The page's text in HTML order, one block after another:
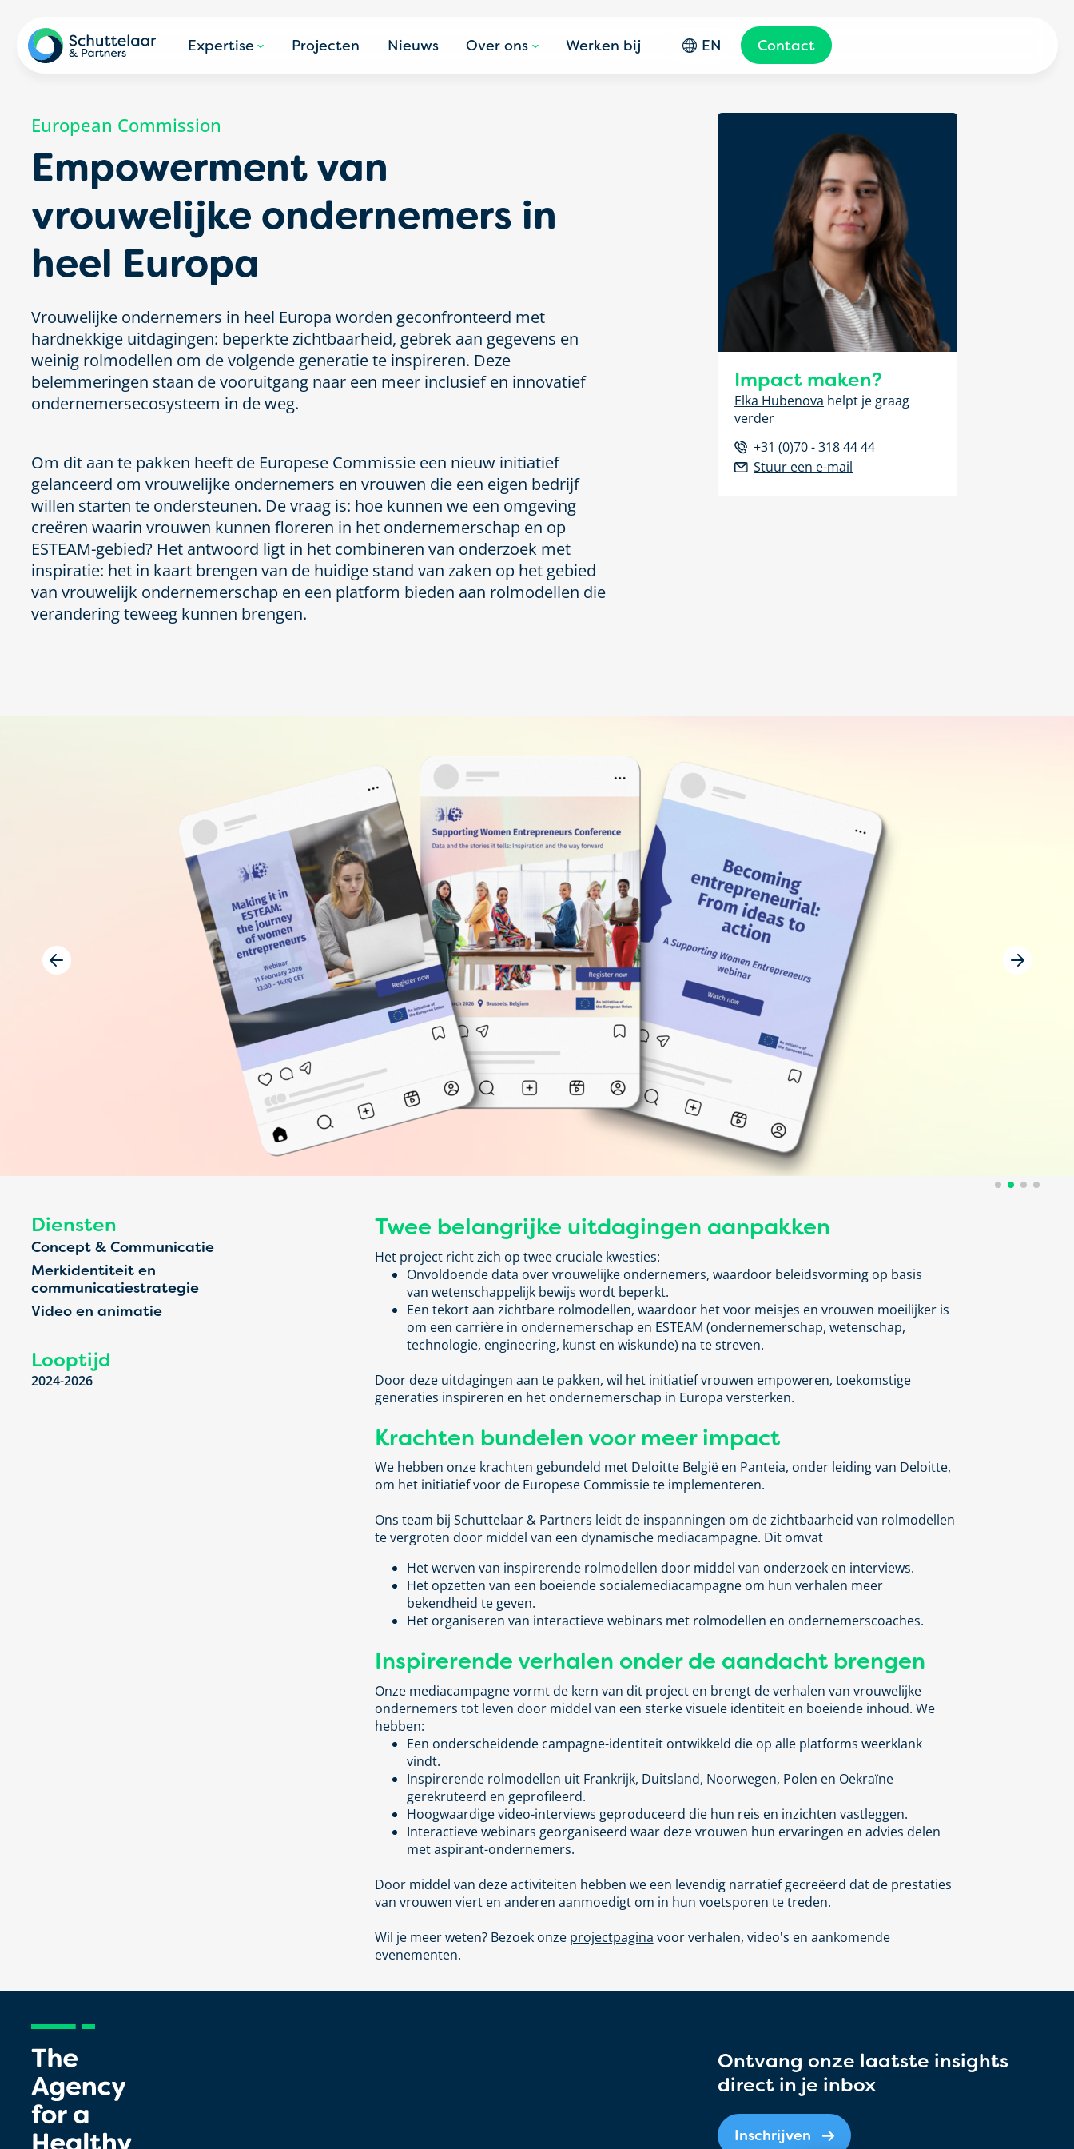
Expertise Projecten Nieuws Over ons Werken bij EN Contact
European Commission
Empowerment van
vrouwelijke ondernemers in
heel Europa
Vrouwelijke ondernemers in heel Europa worden geconfronteerd met
hardnekkige uitdagingen: beperkte zichtbaarheid, gebrek aan gegevens en
weinig rolmodellen om de volgende generatie te inspireren. Deze
belemmeringen staan de vooruitgang naar een meer inclusief en innovatief
ondernemersecosysteem in de weg.
Om dit aan te pakken heeft de Europese Commissie een nieuw initiatief
gelanceerd om vrouwelijke ondernemers en vrouwen die een eigen bedrijf
willen starten te ondersteunen. De vraag is: hoe kunnen we een omgeving
creëren waarin vrouwen kunnen floreren in het ondernemerschap en op
ESTEAM-gebied? Het antwoord ligt in het combineren van onderzoek met
inspiratie: het in kaart brengen van de huidige stand van zaken op het gebied
van vrouwelijk ondernemerschap en een platform bieden aan rolmodellen die
verandering teweeg kunnen brengen.
Impact maken?
Elka Hubenova helpt je graag
verder
+31 (0)70 - 318 44 44
Stuur een e-mail
Diensten
Concept & Communicatie
Merkidentiteit en
communicatiestrategie
Video en animatie
Looptijd
2024-2026
Twee belangrijke uitdagingen aanpakken
Het project richt zich op twee cruciale kwesties:
Onvoldoendedata over vrouwelijke ondernemers, waardoor beleidsvormingop basis
van wetenschappelijk bewijs wordt beperkt.
Een tekort aan zichtbare rolmodellen, waardoor het voor meisjes en vrouwen moeilijker is
om een carrière in ondernemerschap en ESTEAM (ondernemerschap, wetenschap,
technologie, engineering, kunst en wiskunde) na te streven.
Door deze uitdagingen aan te pakken, wil het initiatief vrouwen empoweren, toekomstige
generaties inspireren en het ondernemerschap in Europa versterken.
Krachten bundelen voor meer impact
We hebben onze krachten gebundeld met Deloitte België en Panteia, onder leiding van Deloitte,
om het initiatief voor de Europese Commissie te implementeren.
Ons team bij Schuttelaar & Partners leidt de inspanningen om de zichtbaarheid van rolmodellen
te vergroten door middel van een dynamische mediacampagne. Dit omvat
Het werven van inspirerende rolmodellen door middel van onderzoek en interviews.
Het opzetten van een boeiende socialemediacampagneom hun verhalen meer
bekendheid te geven.
Het organiseren van interactieve webinars met rolmodellen en ondernemerscoaches.
Inspirerende verhalen onder de aandacht brengen
Onze mediacampagne vormt de kern van dit project en brengt de verhalen van vrouwelijke
ondernemers tot leven door middel van een sterke visuele identiteit en boeiende inhoud. We
hebben:
Een onderscheidende campagne-identiteit ontwikkeld die op alle platforms weerklank
vindt.
Inspirerende rolmodellen uit Frankrijk, Duitsland, Noorwegen, Polen en Oekraïne
gerekruteerd en geprofileerd.
Hoogwaardige video-interviews geproduceerd die hun reis en inzichten vastleggen.
Interactieve webinars georganiseerd waar deze vrouwen hun ervaringen en advies delen
met aspirant-ondernemers.
Door middel van deze activiteiten hebben we een levendignarratiefgecreëerd dat de prestaties
van vrouwen viert en anderen aanmoedigt om in hun voetsporen te treden.
Wil jemeer weten? Bezoek onze projectpagina voor verhalen, video's en aankomende
evenementen.
Ontvang onze laatste insights
direct in je inbox
Inschrijven